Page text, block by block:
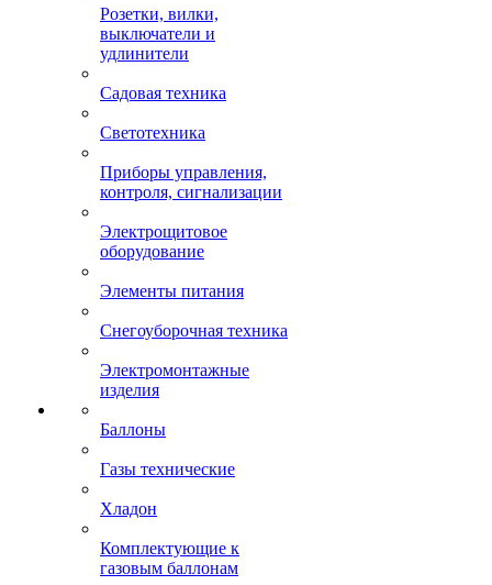
Розетки, вилки,
выключатели и
удлинители
Садовая техника
Светотехника
Приборы управления,
контроля, сигнализации
Электрощитовое
оборудование
Элементы питания
Снегоуборочная техника
Электромонтажные
изделия
Баллоны
Газы технические
Хладон
Комплектующие к
газовым баллонам